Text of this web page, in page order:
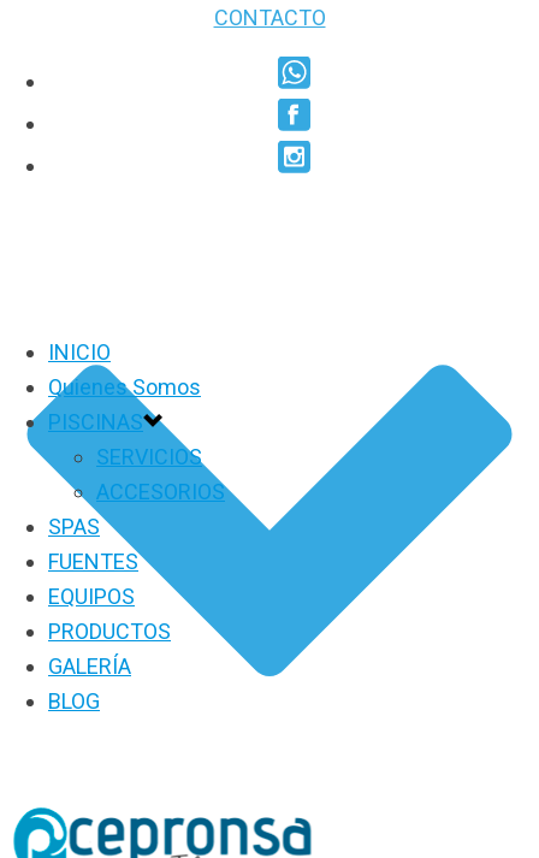
CONTACTO
INICIO
Quienes Somos
PISCINAS
SERVICIOS
ACCESORIOS
SPAS
FUENTES
EQUIPOS
PRODUCTOS
GALERÍA
BLOG